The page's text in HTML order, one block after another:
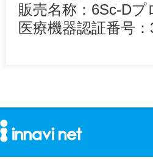
販売名称：6Sc-Dプ
医療機器認証番号